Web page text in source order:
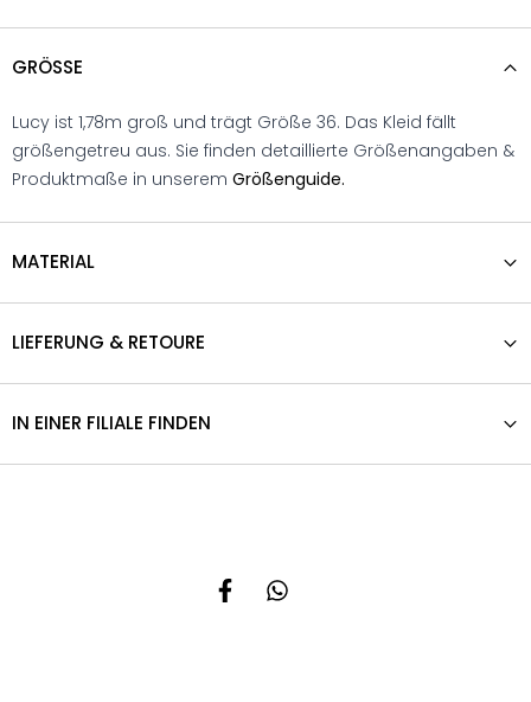
GRÖSSE
Lucy ist 1,78m groß und trägt Größe 36. Das Kleid fällt
größengetreu aus. Sie finden detaillierte Größenangaben &
Produktmaße in unserem Größenguide.
MATERIAL
LIEFERUNG & RETOURE
IN EINER FILIALE FINDEN